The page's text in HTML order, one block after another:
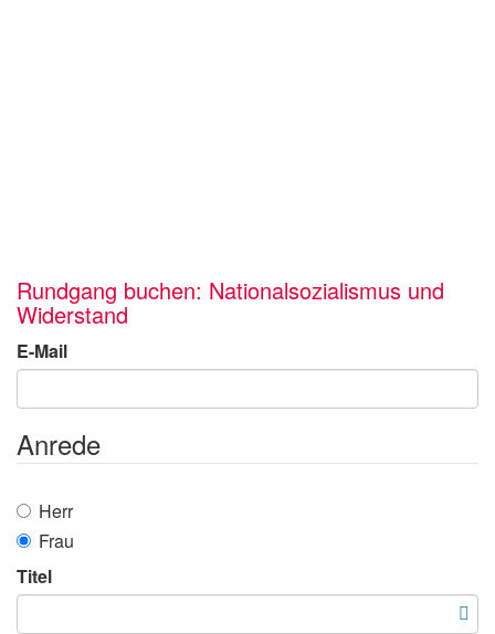
Rundgang buchen: Nationalsozialismus und
Widerstand
E-Mail
Anrede
Herr
Frau
Titel